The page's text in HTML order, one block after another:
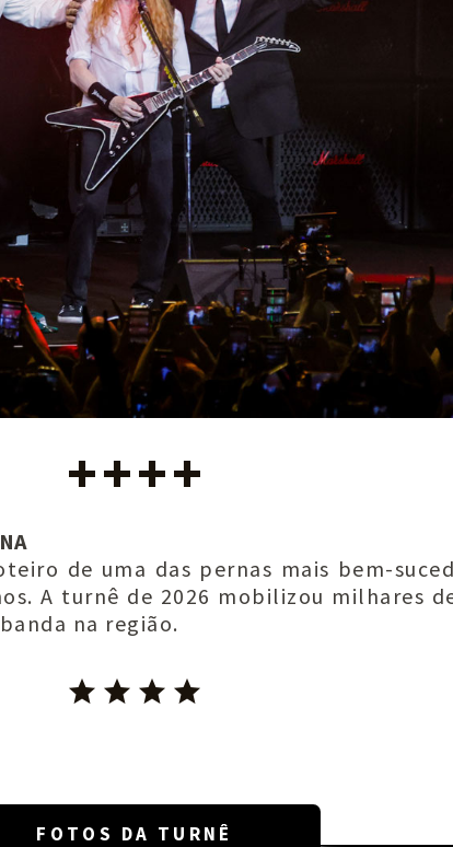
de uma das pernas mais bem-
A turnê de 2026 mobilizou milhares
na região.
FOTOS DA TURNÊ